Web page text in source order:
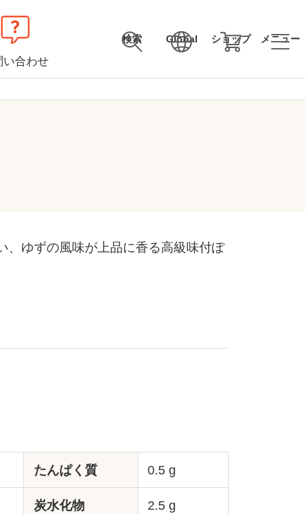
い合わせ
検索 Global ショップ メニュー
、ゆずの風味が上品に香る高級味付ぽ
たんぱく質 0.5 g
炭水化物 2.5 g